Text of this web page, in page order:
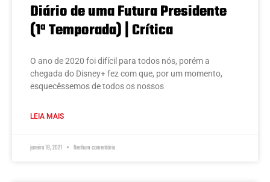
Diário de uma Futura Presidente
(1ª Temporada) | Crítica
O ano de 2020 foi difícil para todos nós, porém a
chegada do Disney+ fez com que, por um momento,
esquecêssemos de todos os nossos
LEIA MAIS
janeiro 18, 2021 Nenhum comentário